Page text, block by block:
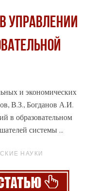
УПРАВЛЕНИИ
и экономических
В.З., Богданов А.И.
в образовательном
системы ...
НАУКИ